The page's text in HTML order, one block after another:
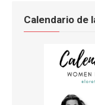
Calendario de